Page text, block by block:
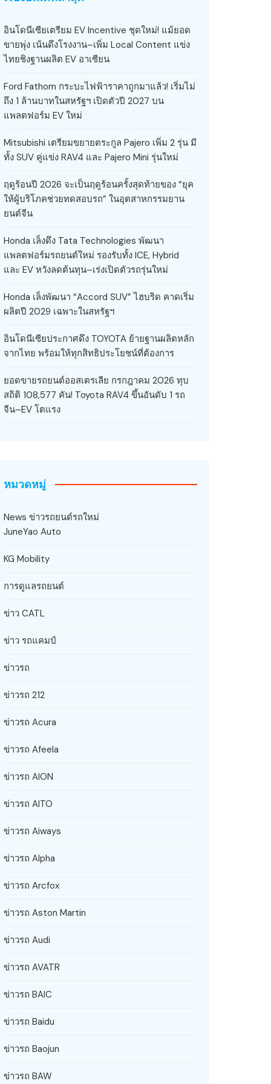
อินโดนีเซียเตรียม EV Incentive ชุดใหม่! แม้ยอด
ขายพุ่ง เน้นดึงโรงงาน–เพิ่ม Local Content แข่ง
ไทยชิงฐานผลิต EV อาเซียน
Ford Fathom กระบะไฟฟ้าราคาถูกมาแล้ว! เริ่มไม่
ถึง 1 ล้านบาทในสหรัฐฯ เปิดตัวปี 2027 บน
แพลตฟอร์ม EV ใหม่
Mitsubishi เตรียมขยายตระกูล Pajero เพิ่ม 2 รุ่น มี
ทั้ง SUV คู่แข่ง RAV4 และ Pajero Mini รุ่นใหม่
ฤดูร้อนปี 2026 จะเป็นฤดูร้อนครั้งสุดท้ายของ “ยุค
ให้ผู้บริโภคช่วยทดสอบรถ” ในอุตสาหกรรมยาน
ยนต์จีน
Honda เล็งดึง Tata Technologies พัฒนา
แพลตฟอร์มรถยนต์ใหม่ รองรับทั้ง ICE, Hybrid
และ EV หวังลดต้นทุน–เร่งเปิดตัวรถรุ่นใหม่
Honda เล็งพัฒนา “Accord SUV” ไฮบริด คาดเริ่ม
ผลิตปี 2029 เฉพาะในสหรัฐฯ
อินโดนีเซียประกาศดึง TOYOTA ย้ายฐานผลิตหลัก
จากไทย พร้อมให้ทุกสิทธิประโยชน์ที่ต้องการ
ยอดขายรถยนต์ออสเตรเลีย กรกฎาคม 2026 ทุบ
สถิติ 108,577 คัน! Toyota RAV4 ขึ้นอันดับ 1 รถ
จีน–EV โตแรง
หมวดหมู่
News ข่าวรถยนต์รถใหม่
JuneYao Auto
KG Mobility
การดูแลรถยนต์
ข่าว CATL
ข่าว รถแคมป์
ข่าวรถ
ข่าวรถ 212
ข่าวรถ Acura
ข่าวรถ Afeela
ข่าวรถ AION
ข่าวรถ AITO
ข่าวรถ Aiways
ข่าวรถ Alpha
ข่าวรถ Arcfox
ข่าวรถ Aston Martin
ข่าวรถ Audi
ข่าวรถ AVATR
ข่าวรถ BAIC
ข่าวรถ Baidu
ข่าวรถ Baojun
ข่าวรถ BAW